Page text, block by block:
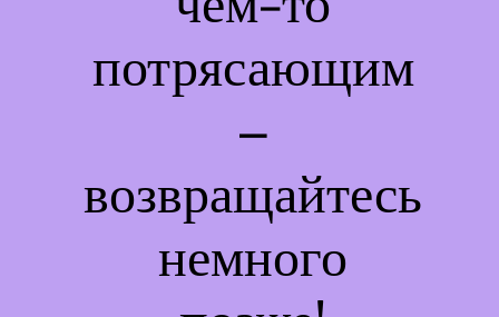
потрясающим
–
возвращайтесь
немного